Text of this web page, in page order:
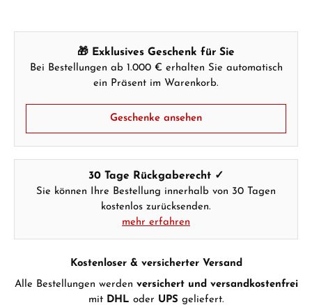
Hersteller- & Produktsicherheit
🎁 Exklusives Geschenk für Sie
Bei Bestellungen ab 1.000 € erhalten Sie automatisch
ein Präsent im Warenkorb.
Geschenke ansehen
30 Tage Rückgaberecht ✓
Sie können Ihre Bestellung innerhalb von 30 Tagen
kostenlos zurücksenden.
mehr erfahren
Kostenloser & versicherter Versand
Alle Bestellungen werden versichert und versandkostenfrei
mit DHL oder UPS geliefert.